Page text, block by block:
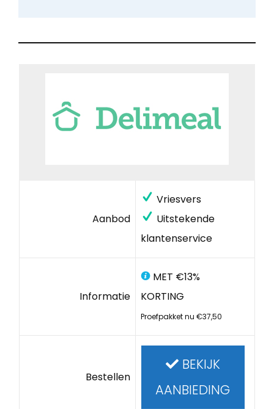
Aanbod
Vriesvers
Uitstekende
klantenservice
Informatie
MET €13%
KORTING
Proefpakket nu €37,50
Bestellen
BEKIJK
AANBIEDING